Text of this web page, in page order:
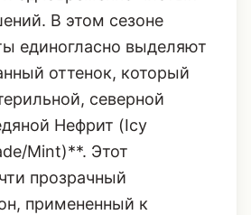
В этом сезоне
единогласно выделяют
оттенок, который
северной
Нефрит (Icy
Mint)**. Этот
прозрачный
примененный к